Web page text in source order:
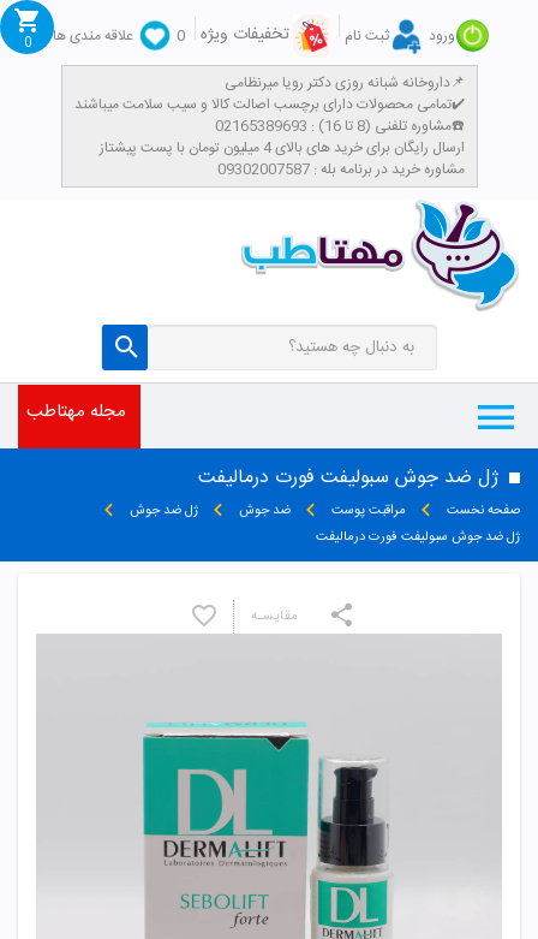
ورود ثبت نام تخفیفات ویژه 0
علاقه مندی ها
داروخانه شبانه روزی دکتر رویا میرنظامی📌
تمامی محصولات دارای برچسب اصالت کالا و سیب سلامت میباشند✔️
مشاوره تلفنی (8 تا 16) : 02165389693☎️
​ارسال رایگان برای خرید های بالای 4 میلیون تومان با پست پیشتاز
مشاوره خرید در برنامه بله : 09302007587
0
مجله مهتاطب
ژل ضد جوش سبولیفت فورت درمالیفت
صفحه نخست مراقبت پوست ضد جوش
ژل ضد جوش
ژل ضد جوش سبولیفت فورت درمالیفت
مقایسـه